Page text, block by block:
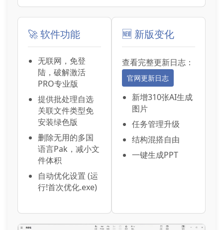
🚀 软件功能
无联网，免登
陆，破解激活
PRO专业版
提供批处理自选
关联文件类型免
安装绿色版
删除无用的多国
语言Pak，减小文
件体积
自动优化设置 (运
行!首次优化.exe)
🆕 新版变化
查看完整更新日志：
官网更新日志
新增310张AI生成
图片
任务管理升级
结构混搭自由
一键生成PPT